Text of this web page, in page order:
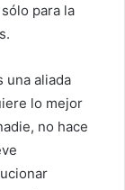
para la
una aliada
lo mejor
no hace